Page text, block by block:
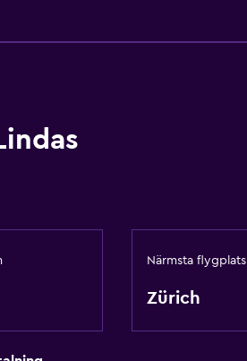
Närmsta flygplats
Zürich